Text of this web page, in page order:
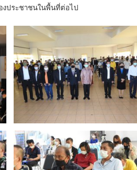
งประชาชนในพื้นที่ต่อไป